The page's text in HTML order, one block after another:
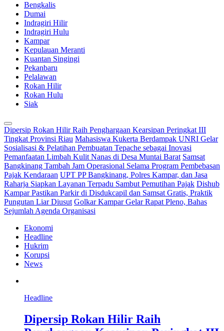
Bengkalis
Dumai
Indragiri Hilir
Indragiri Hulu
Kampar
Kepulauan Meranti
Kuantan Singingi
Pekanbaru
Pelalawan
Rokan Hilir
Rokan Hulu
Siak
Dipersip Rokan Hilir Raih Penghargaan Kearsipan Peringkat III
Tingkat Provinsi Riau Mahasiswa Kukerta Berdampak UNRI Gelar
Sosialisasi & Pelatihan Pembuatan Tepache sebagai Inovasi
Pemanfaatan Limbah Kulit Nanas di Desa Muntai Barat Samsat
Bangkinang Tambah Jam Operasional Selama Program Pembebasan
Pajak Kendaraan UPT PP Bangkinang, Polres Kampar, dan Jasa
Raharja Siapkan Layanan Terpadu Sambut Pemutihan Pajak Dishub
Kampar Pastikan Parkir di Disdukcapil dan Samsat Gratis, Praktik
Pungutan Liar Diusut Golkar Kampar Gelar Rapat Pleno, Bahas
Sejumlah Agenda Organisasi
Ekonomi
Headline
Hukrim
Korupsi
News
Headline
Dipersip Rokan Hilir Raih